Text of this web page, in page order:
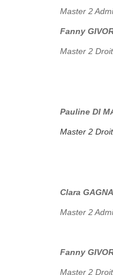
Master 2
Fanny
Master 2
Pauline DI
Master 2
Clara
Master 2
Fanny
Master 2